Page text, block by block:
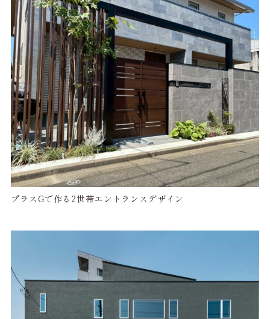
プラスGで作る2世帯エントランスデザイン